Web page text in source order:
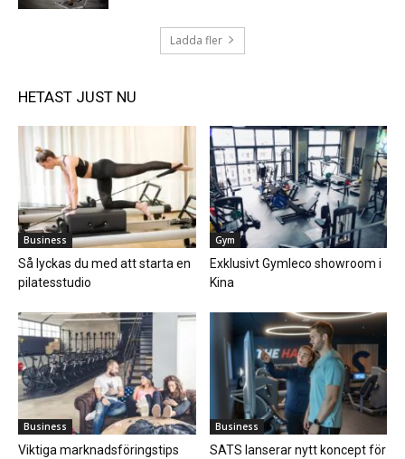
Ladda fler
HETAST JUST NU
Business
Så lyckas du med att starta en
pilatesstudio
Gym
Exklusivt Gymleco showroom i
Kina
Business
Viktiga marknadsföringstips
Business
SATS lanserar nytt koncept för